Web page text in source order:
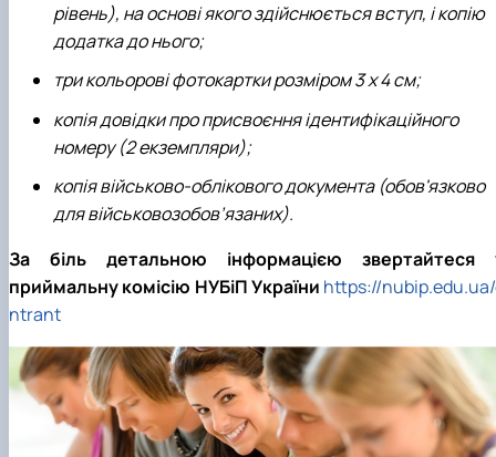
рівень), на основі якого здійснюється вступ, і копію
додатка до нього;
три кольорові фотокартки розміром 3 х 4 см;
копія довідки про присвоєння ідентифікаційного
номеру (2 екземпляри);
копія військово-облікового документа (обов'язково
для військовозобов’язаних).
За біль детальною інформацією звертайтеся
приймальну комісію НУБіП України https://
ntrant